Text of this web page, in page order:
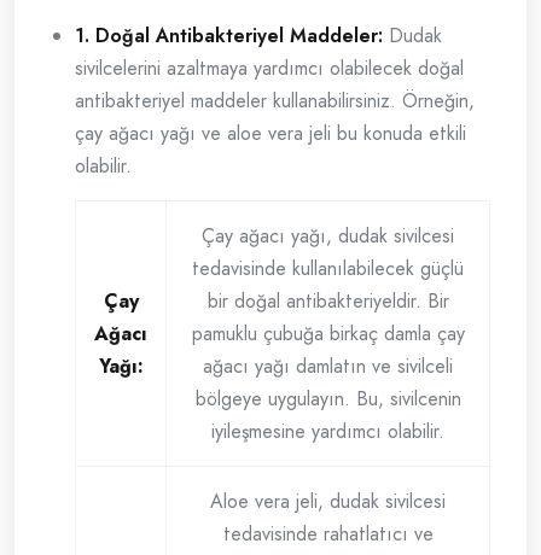
1. Doğal Antibakteriyel Maddeler: Dudak
sivilcelerini azaltmaya yardımcı olabilecek doğal
antibakteriyel maddeler kullanabilirsiniz. Örneğin,
çay ağacı yağı ve aloe vera jeli bu konuda etkili
olabilir.
Çay
Ağacı
Yağı:
Çay ağacı yağı, dudak sivilcesi
tedavisinde kullanılabilecek güçlü
bir doğal antibakteriyeldir. Bir
pamuklu çubuğa birkaç damla çay
ağacı yağı damlatın ve sivilceli
bölgeye uygulayın. Bu, sivilcenin
iyileşmesine yardımcı olabilir.
Aloe vera jeli, dudak sivilcesi
tedavisinde rahatlatıcı ve